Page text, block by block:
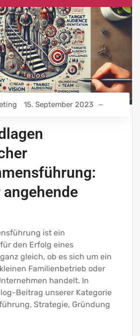
15. September 2023
ist ein
den Erfolg eines
gleich, ob es sich um ein
Familienbetrieb oder
handelt. In
Beitrag unserer Kategorie
Strategie, Gründung